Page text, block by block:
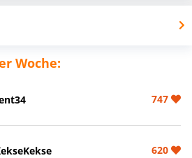
Woche:
747
620